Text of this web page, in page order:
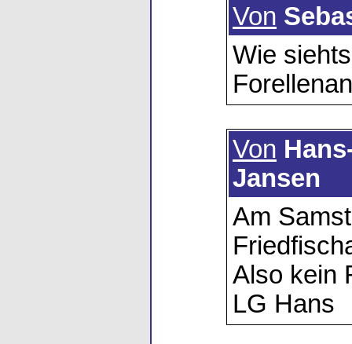
Von
Wie
Von
Jansen
Am
Also kein
LG Hans